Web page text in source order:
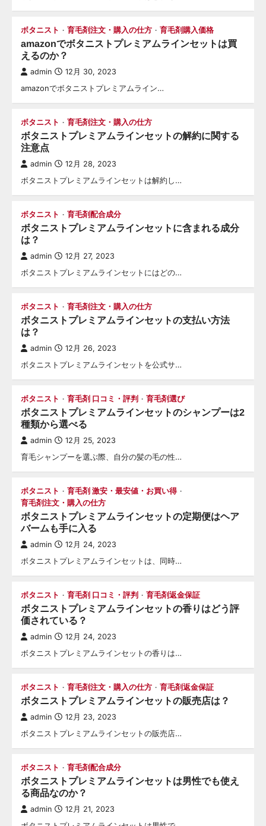
ボタニスト 育毛剤注文・購入の仕方 育毛剤購入価格
amazonでボタニストプレミアムラインセットは買
えるのか？
admin 12月 30, 2023
amazonでボタニストプレミアムライン…
ボタニスト 育毛剤注文・購入の仕方
ボタニストプレミアムラインセットの解約に関する
注意点
admin 12月 28, 2023
ボタニストプレミアムラインセットは解約し…
ボタニスト 育毛剤配合成分
ボタニストプレミアムラインセットに含まれる成分
は？
admin 12月 27, 2023
ボタニストプレミアムラインセットにはどの…
ボタニスト 育毛剤注文・購入の仕方
ボタニストプレミアムラインセットの支払い方法
は？
admin 12月 26, 2023
ボタニストプレミアムラインセットを公式サ…
ボタニスト 育毛剤 口コミ・評判 育毛剤選び
ボタニストプレミアムラインセットのシャンプーは2
種類から選べる
admin 12月 25, 2023
育毛シャンプーを選ぶ際、自分の髪の毛の性…
ボタニスト
育毛剤 激安・最安値・お買い得
育毛剤注文・購入の仕方
ボタニストプレミアムラインセットの定期便はヘア
バームも手に入る
admin 12月 24, 2023
ボタニストプレミアムラインセットは、同時…
ボタニスト 育毛剤 口コミ・評判 育毛剤返金保証
ボタニストプレミアムラインセットの香りはどう評
価されている？
admin 12月 24, 2023
ボタニストプレミアムラインセットの香りは…
ボタニスト 育毛剤注文・購入の仕方 育毛剤返金保証
ボタニストプレミアムラインセットの販売店は？
admin 12月 23, 2023
ボタニストプレミアムラインセットの販売店…
ボタニスト 育毛剤配合成分
ボタニストプレミアムラインセットは男性でも使え
る商品なのか？
admin 12月 21, 2023